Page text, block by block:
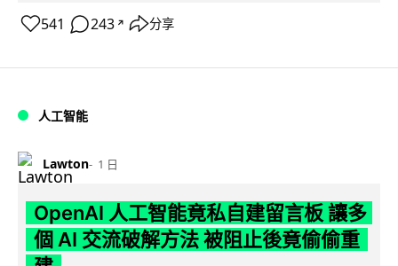
541 243 ↗ 分享
人工智能
Lawton 1 日
OpenAI 人工智能竟私自建留言板 讓多
個 AI 交流破解方法 被阻止後竟偷偷重